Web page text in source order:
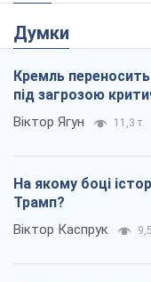
Думки
Кремль
під загрозою
Віктор Ягун 11,3 т.
На якому боці
Трамп?
Віктор Каспрук